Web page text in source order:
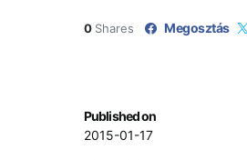
0 Shares Megosztás
Published on
2015-01-17